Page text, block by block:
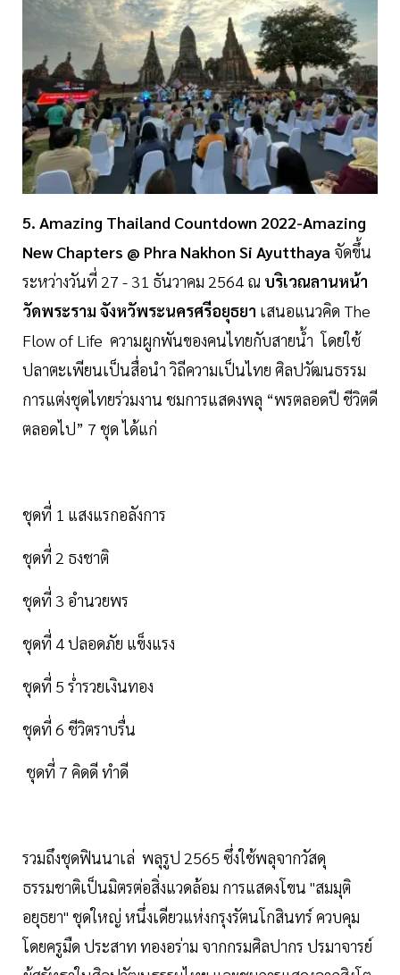
5. Amazing Thailand Countdown 2022-Amazing
New Chapters @ Phra Nakhon Si Ayutthaya จัดขึ้น
ระหว่างวันที่ 27 - 31 ธันวาคม 2564 ณ บริเวณลานหน้า
วัดพระราม จังหวัพระนครศรีอยุธยา เสนอแนวคิด The
Flow of Life ความผูกพันของคนไทยกับสายน้ำ โดยใช้
ปลาตะเพียนเป็นสื่อนำ วิถีความเป็นไทย ศิลปวัฒนธรรม
การแต่งชุดไทยร่วมงาน ชมการแสดงพลุ “พรตลอดปี ชีวิตดี
ตลอดไป” 7 ชุด ได้แก่
ชุดที่ 1 แสงแรกอลังการ
ชุดที่ 2 ธงชาติ
ชุดที่ 3 อำนวยพร
ชุดที่ 4 ปลอดภัย แข็งแรง
ชุดที่ 5 ร่ำรวยเงินทอง
ชุดที่ 6 ชีวิตราบรื่น
ชุดที่ 7 คิดดี ทำดี
รวมถึงชุดฟินนาเล่ พลุรูป 2565 ซึ่งใช้พลุจากวัสดุ
ธรรมชาติเป็นมิตรต่อสิ่งแวดล้อม การแสดงโขน "สมมุติ
อยุธยา" ชุดใหญ่ หนึ่งเดียวแห่งกรุงรัตนโกสินทร์ ควบคุม
โดยครูมืด ประสาท ทองอร่าม จากกรมศิลปากร ปรมาจารย์